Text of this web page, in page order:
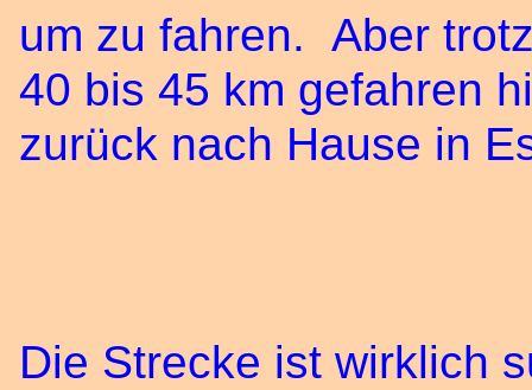
um zu fahren. Aber
40 bis 45 km gefahren
zurück nach Hause in
Die Strecke ist wirklich